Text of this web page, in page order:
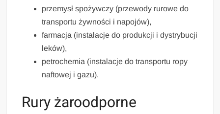
przemysł spożywczy (przewody rurowe do
transportu żywności i napojów),
farmacja (instalacje do produkcji i dystrybucji
leków),
petrochemia (instalacje do transportu ropy
naftowej i gazu).
Rury żaroodporne